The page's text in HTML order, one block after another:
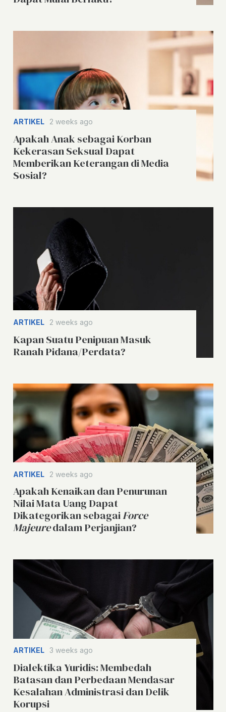
ARTIKEL 2 weeks ago
Apakah Anak sebagai Korban
Kekerasan Seksual Dapat
Memberikan Keterangan di Media
Sosial?
ARTIKEL 2 weeks ago
Kapan Suatu Penipuan Masuk
Ranah Pidana/Perdata?
ARTIKEL 2 weeks ago
Apakah Kenaikan dan Penurunan
Nilai Mata Uang Dapat
Dikategorikan sebagaiForce
Majeuredalam Perjanjian?
ARTIKEL 3 weeks ago
Dialektika Yuridis: Membedah
Batasan dan Perbedaan Mendasar
Kesalahan Administrasi dan Delik
Korupsi